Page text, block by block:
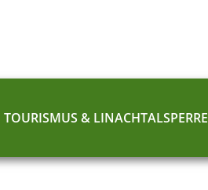
TOURISMUS & LINACHTALSPERRE